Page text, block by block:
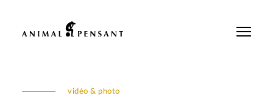
vidéo & photo